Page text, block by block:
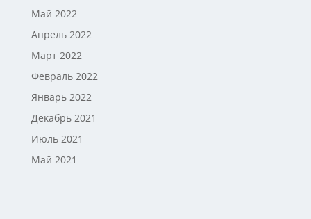
Май 2022
Апрель 2022
Март 2022
Февраль 2022
Январь 2022
Декабрь 2021
Июль 2021
Май 2021